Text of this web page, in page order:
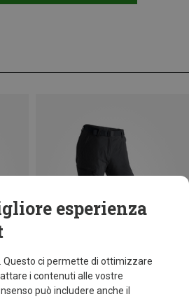
esperienza
Questo ci permette di ottimizzare
i contenuti alle vostre
può includere anche il